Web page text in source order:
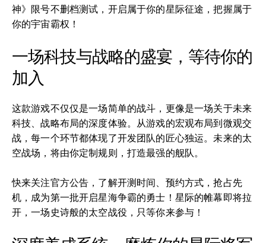
神》限号不删档测试，开启属于你的星际征途，把握属于
你的宇宙霸权！
一场科技与战略的盛宴，等待你的
加入
这款游戏不仅仅是一场简单的战斗，更像是一场关于未来
科技、战略布局的深度体验。从游戏的宏观布局到微观交
战，每一个环节都体现了开发团队的匠心独运。未来的太
空战场，将由你定制规则，打造最强的舰队。
快来关注官方公告，了解开测时间、预约方式，抢占先
机，成为第一批开启星海争霸的勇士！星际的帷幕即将拉
开，一场史诗般的太空战役，只等你来参与！